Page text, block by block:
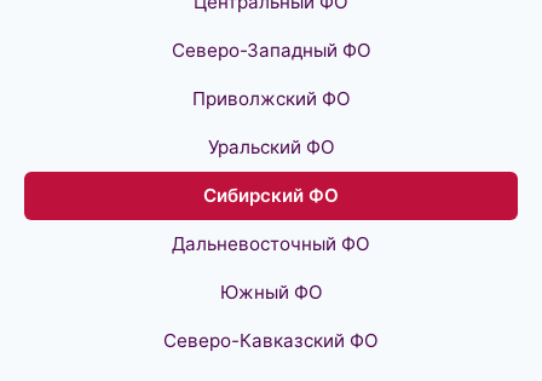
Северо-Западный ФО
Приволжский ФО
Уральский ФО
Сибирский ФО
Дальневосточный ФО
Южный ФО
Северо-Кавказский ФО